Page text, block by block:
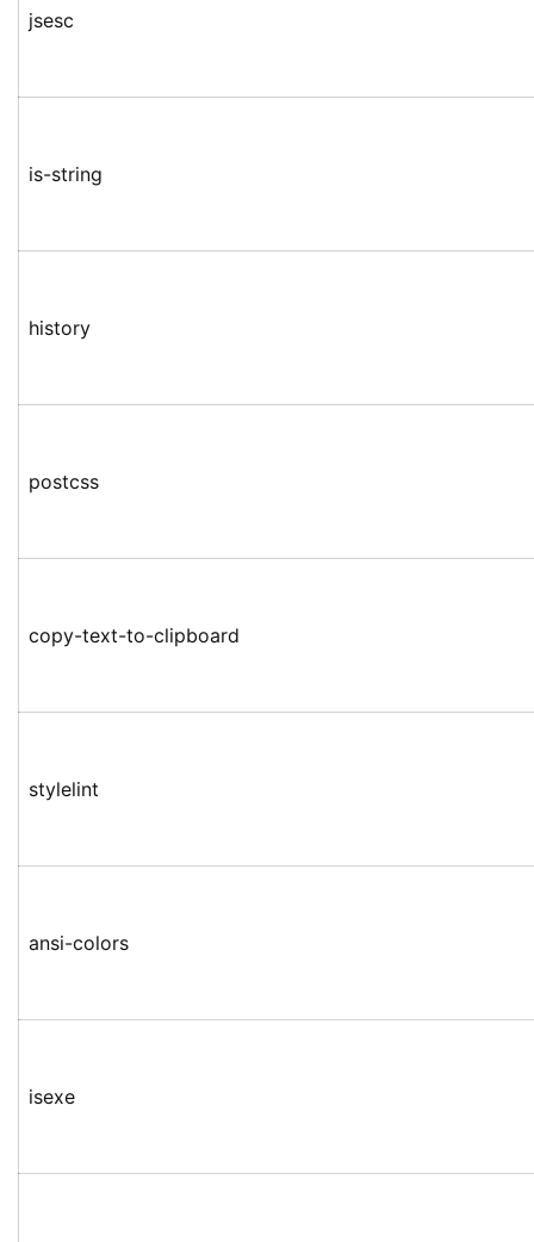
jsesc
is-string
history
postcss
copy-text-to-clipboard
stylelint
ansi-colors
isexe